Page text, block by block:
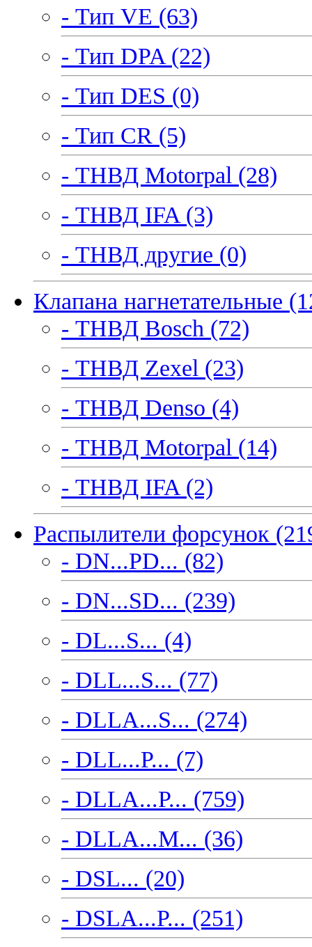
- Тип VE (63)
- Тип DPA (22)
- Тип DES (0)
- Тип CR (5)
- ТНВД Motorpal (28)
- ТНВД IFA (3)
- ТНВД другие (0)
Клапана нагнетательные
- ТНВД Bosch (72)
- ТНВД Zexel (23)
- ТНВД Denso (4)
- ТНВД Motorpal (14)
- ТНВД IFA (2)
Распылители форсунок
- DN...PD... (82)
- DN...SD... (239)
- DL...S... (4)
- DLL...S... (77)
- DLLA...S... (274)
- DLL...P... (7)
- DLLA...P... (759)
- DLLA...M... (36)
- DSL... (20)
- DSLA...P... (251)